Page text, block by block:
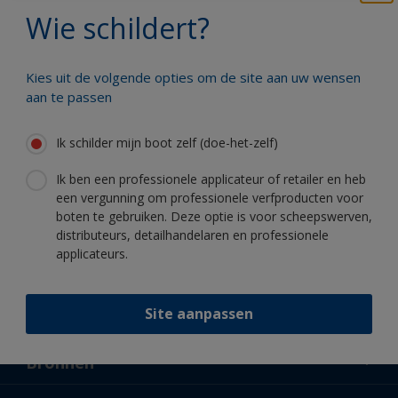
Wie schildert?
Kies uit de volgende opties om de site aan uw wensen
aan te passen
Ik schilder mijn boot zelf (doe-het-zelf)
Ik ben een professionele applicateur of retailer en heb
een vergunning om professionele verfproducten voor
boten te gebruiken. Deze optie is voor scheepswerven,
distributeurs, detailhandelaren en professionele
applicateurs.
Site aanpassen
Profiteer van onze non-stop innovatie
Volg International:
Bronnen